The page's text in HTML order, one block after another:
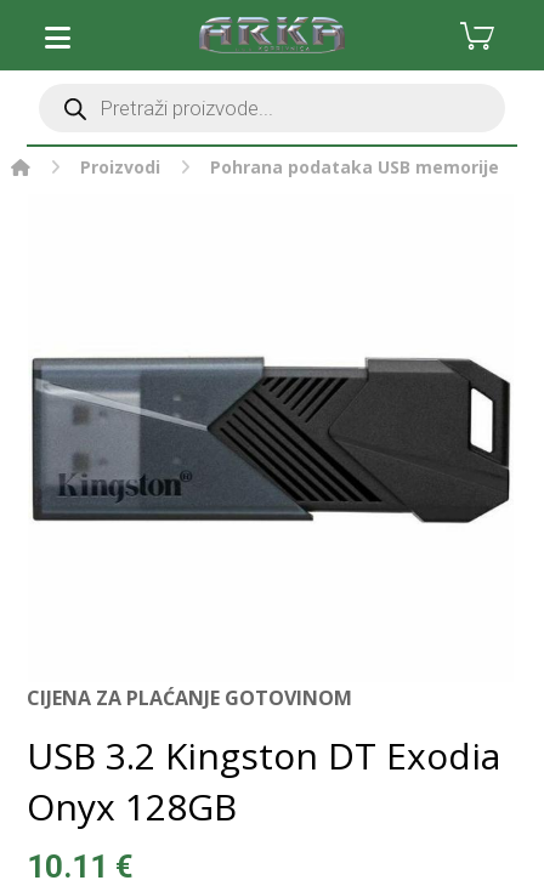
Proizvodi Pohrana podataka USB memorije
CIJENA ZA PLAĆANJE GOTOVINOM
USB 3.2 Kingston DT Exodia
Onyx 128GB
10.11 €